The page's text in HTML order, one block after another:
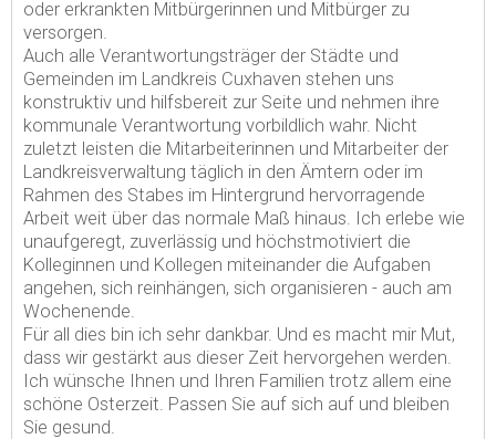
oder erkrankten Mitbürgerinnen und Mitbürger zu
versorgen.
Auch alle Verantwortungsträger der Städte und
Gemeinden im Landkreis Cuxhaven stehen uns
konstruktiv und hilfsbereit zur Seite und nehmen ihre
kommunale Verantwortung vorbildlich wahr. Nicht
zuletzt leisten die Mitarbeiterinnen und Mitarbeiter der
Landkreisverwaltung täglich in den Ämtern oder im
Rahmen des Stabes im Hintergrund hervorragende
Arbeit weit über das normale Maß hinaus. Ich erlebe wie
unaufgeregt, zuverlässig und höchstmotiviert die
Kolleginnen und Kollegen miteinander die Aufgaben
angehen, sich reinhängen, sich organisieren - auch am
Wochenende.
Für all dies bin ich sehr dankbar. Und es macht mir Mut,
dass wir gestärkt aus dieser Zeit hervorgehen werden.
Ich wünsche Ihnen und Ihren Familien trotz allem eine
schöne Osterzeit. Passen Sie auf sich auf und bleiben
Sie gesund.